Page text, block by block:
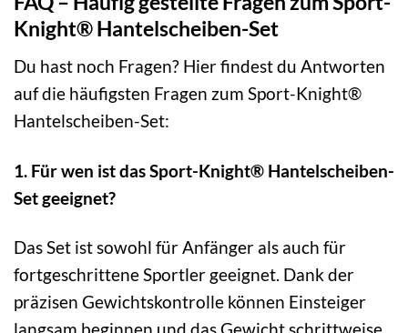
Knight® Hantelscheiben-Set
Du hast noch Fragen? Hier findest du Antworten
auf die häufigsten Fragen zum Sport-Knight®
Hantelscheiben-Set:
1. Für wen ist das Sport-Knight® Hantelscheiben-
Set geeignet?
Das Set ist sowohl für Anfänger als auch für
fortgeschrittene Sportler geeignet. Dank der
präzisen Gewichtskontrolle können Einsteiger